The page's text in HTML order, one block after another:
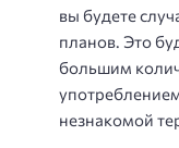
вы будете
планов. Это
большим
незнакомой